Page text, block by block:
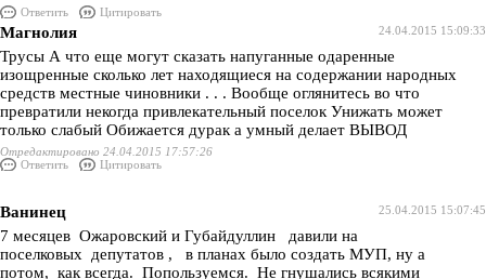
Ответить
Цитировать
24.04.2015 15:09:33
Магнолия
Трусы А что еще могут сказать напуганные одаренные
изощренные сколько лет находящиеся на содержании народных
средств местные чиновники . . . Вообще оглянитесь во что
превратили некогда привлекательный поселок Унижать может
только слабый Обижается дурак а умный делает ВЫВОД
Отредактировано 24.04.2015 17:57:26
Ответить
Цитировать
25.04.2015 15:07:45
Ванинец
7 месяцев Ожаровский и Губайдуллин давили на
поселковых депутатов , в планах было создать МУП, ну а
потом, как всегда. Попользуемся. Не гнушались всякими